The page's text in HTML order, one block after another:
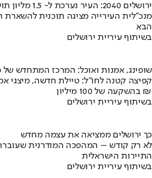
ירושלים 2040: העיר נערכת ל- 1.5 מליון תושבים
מנכ"לית העירייה מציגה תוכנית להשארת
הבא
בשיתוף עיריית ירושלים
שופינג, אמנות ואוכל: המרכז המתחדש של
קפיצה קטנה לחו"ל: טיילת חדשה, מיצגי
בהשקעה של 100 מיליון ₪
בשיתוף עיריית ירושלים
כך ירושלים ממציאה את עצמה מחדש
לא רק קודש – המהפכה המודרנית
התיירות הישראלית
בשיתוף עיריית ירושלים